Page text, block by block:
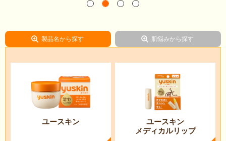
1 2 3 4
製品名から探す 肌悩みから探す
ユースキン
ユースキン
メディカルリップ